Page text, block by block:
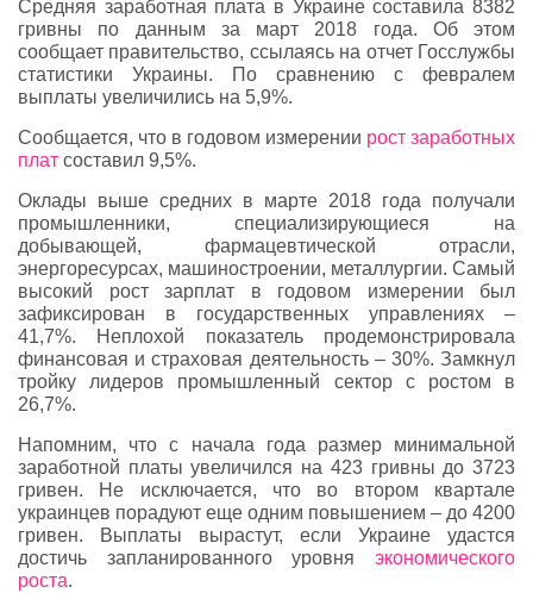
Средняя заработная плата в Украине составила 8382
гривны по данным за март 2018 года. Об этом
сообщает правительство, ссылаясь на отчет Госслужбы
статистики Украины. По сравнению с февралем
выплаты увеличились на 5,9%.
Сообщается, что в годовом измерении рост заработных
плат составил 9,5%.
Оклады выше средних в марте 2018 года получали
промышленники, специализирующиеся на
добывающей, фармацевтической отрасли,
энергоресурсах, машиностроении, металлургии. Самый
высокий рост зарплат в годовом измерении был
зафиксирован в государственных управлениях –
41,7%. Неплохой показатель продемонстрировала
финансовая и страховая деятельность – 30%. Замкнул
тройку лидеров промышленный сектор с ростом в
26,7%.
Напомним, что с начала года размер минимальной
заработной платы увеличился на 423 гривны до 3723
гривен. Не исключается, что во втором квартале
украинцев порадуют еще одним повышением – до 4200
гривен. Выплаты вырастут, если Украине удастся
достичь запланированного уровня экономического
роста.